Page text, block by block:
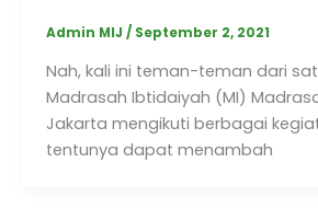
Admin MIJ / September 2, 2021
Nah, kali ini teman-teman dari
Madrasah Ibtidaiyah (MI)
Jakarta mengikuti berbagai
tentunya dapat menambah